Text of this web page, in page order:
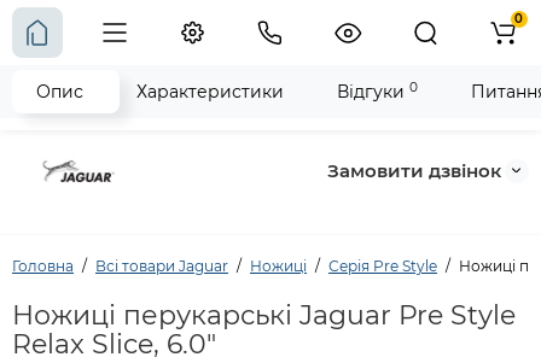
Замовити дзвінок
0
Головна Всі товари Jaguar Ножиці Серія Pre Style Ножиці
Ножиці перукарські Jaguar Pre Style
Relax Slice, 6.0"
Опис Характеристики Відгуки 0